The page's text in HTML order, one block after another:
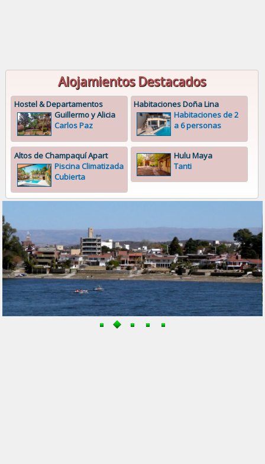
Alojamientos Destacados
Hostel & Departamentos
Guillermo y Alicia
Carlos Paz
Habitaciones Doña Lina
Habitaciones de 2
a 6 personas
Altos de Champaquí Apart
Piscina Climatizada
Cubierta
Hulu Maya
Tanti